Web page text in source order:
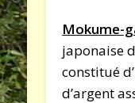
Mokume-
japonaise
constitué
d’argent